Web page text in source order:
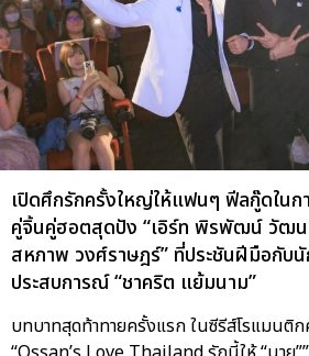
เปิดศึกรักครั้งใหญ่ให้แฟนๆ ฟีลกู๊ดใน
คู่จิ้นคู่ฮอตสุดปัง “เอิร์ท พิรพัฒน์ วัฒน
สหภาพ วงศ์ราษฎร์” ที่ประชันฝีมือกับ
ประสบการณ์ “ชาคริต แย้มนาม”
บทบาทสุดท้าทายครั้งแรก ในซีรีส์โรแมน